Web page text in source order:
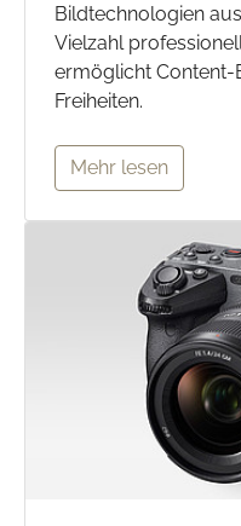
Bildtechnologien
Vielzahl
ermöglicht Content-
Freiheiten.
Mehr lesen